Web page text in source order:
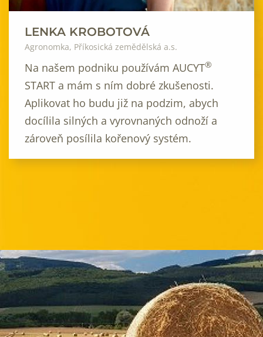
LENKA KROBOTOVÁ
Agronomka, Příkosická zemědělská a.s.
Na našem podniku používám AUCYT®
START a mám s ním dobré zkušenosti.
Aplikovat ho budu již na podzim, abych
docílila silných a vyrovnaných odnoží a
zároveň posílila kořenový systém.